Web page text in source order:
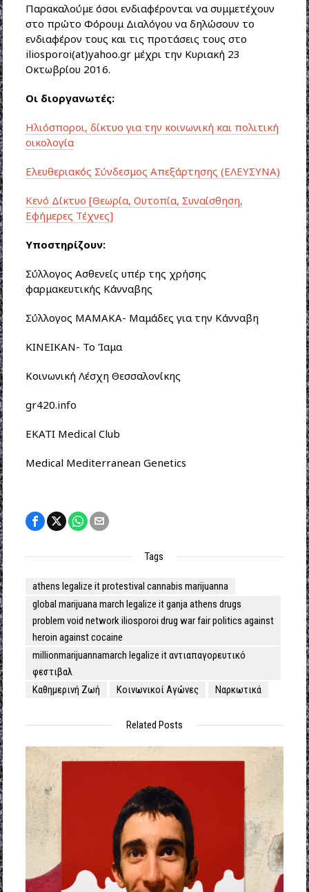
Παρακαλούμε όσοι ενδιαφέρονται να συμμετέχουν
στο πρώτο Φόρουμ Διαλόγου να δηλώσουν το
ενδιαφέρον τους και τις προτάσεις τους στο
iliosporoi(at)yahoo.gr μέχρι την Κυριακή 23
Οκτωβρίου 2016.
Οι διοργανωτές:
Ηλιόσποροι, δίκτυο για την κοινωνική και πολιτική
οικολογία
Ελευθεριακός Σύνδεσμος Απεξάρτησης (ΕΛΕΥΣΥΝΑ)
Κενό Δίκτυο [Θεωρία, Ουτοπία, Συναίσθηση,
Εφήμερες Τέχνες]
Υποστηρίζουν:
Σύλλογος Ασθενείς υπέρ της χρήσης
φαρμακευτικής Κάνναβης
Σύλλογος ΜΑΜΑΚΑ- Μαμάδες για την Κάνναβη
ΚΙΝΕΙΚΑΝ- Το Ίαμα
Κοινωνική Λέσχη Θεσσαλονίκης
gr420.info
EKATI Medical Club
Medical Mediterranean Genetics
Tags
athens legalize it protestival cannabis marijuanna
global marijuana march legalize it ganja athens drugs
problem void network iliosporoi drug war fair politics against
heroin against cocaine
millionmarijuannamarch legalize it αντιαπαγορευτικό
φεστιβαλ
Καθημερινή Ζωή
Κοινωνικοί Αγώνες Ναρκωτικά
Related Posts